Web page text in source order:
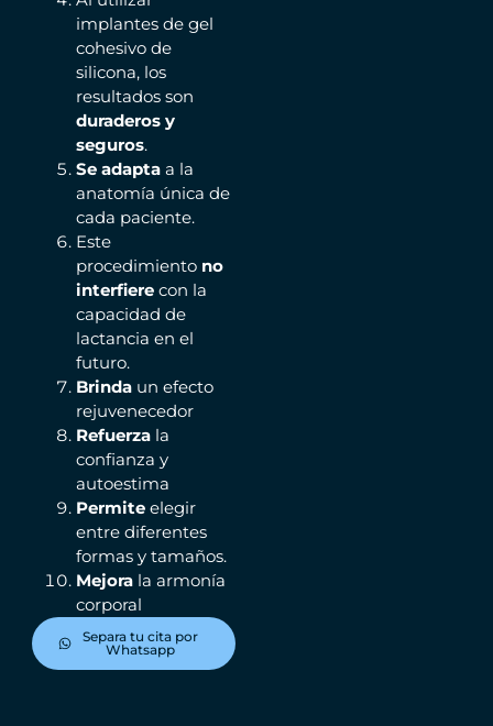
implantes de gel
cohesivo de
silicona, los
resultados son
duraderos y
seguros.
Se adaptaa la
anatomía única de
cada paciente.
Este
procedimiento no
interfierecon la
capacidad de
lactancia en el
futuro.
Brindaun efecto
rejuvenecedor
Refuerzala
confianza y
autoestima
Permiteelegir
entre diferentes
formas y tamaños.
Mejorala armonía
corporal
Separa tu cita por
Whatsapp